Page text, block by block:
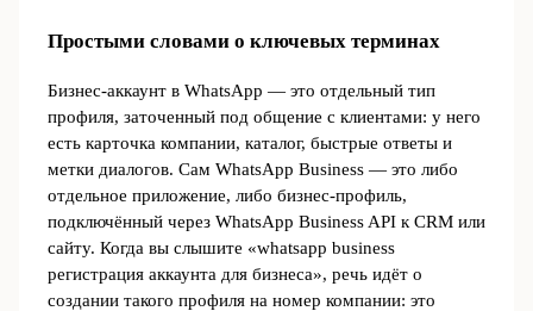
Простыми словами о ключевых терминах
Бизнес‑аккаунт в WhatsApp — это отдельный тип
профиля, заточенный под общение с клиентами: у него
есть карточка компании, каталог, быстрые ответы и
метки диалогов. Сам WhatsApp Business — это либо
отдельное приложение, либо бизнес‑профиль,
подключённый через WhatsApp Business API к CRM или
сайту. Когда вы слышите «whatsapp business
регистрация аккаунта для бизнеса», речь идёт о
создании такого профиля на номер компании: это